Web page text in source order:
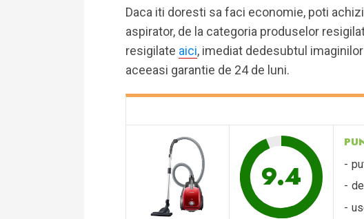
Daca iti doresti sa faci economie, poti
aspirator, de la categoria produselor
resigilate aici, imediat dedesubtul
aceeasi garantie de 24 de luni.
9.4